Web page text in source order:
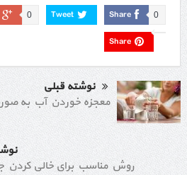
Share 0
Tweet
0
Share
نوشته قبلی
معجزه خوردن آب به
روش مناسب برای خالی